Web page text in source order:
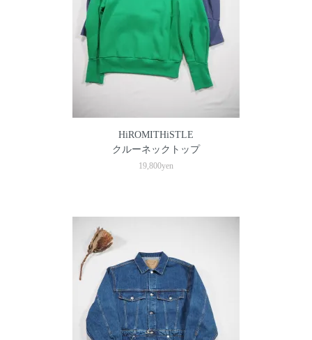
HiROMITHiSTLE
クルーネックトップ
19,800yen